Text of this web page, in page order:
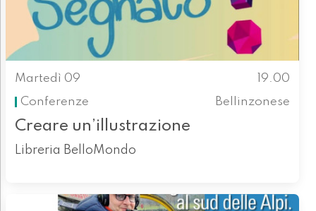
Martedì 09
19.00
Conferenze
Bellinzonese
Creare un’illustrazione
Libreria BelloMondo